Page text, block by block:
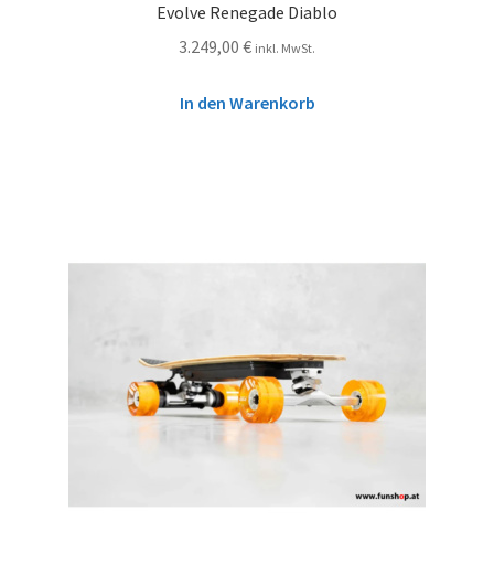
Evolve Renegade Diablo
3.249,00 € inkl. MwSt.
In den Warenkorb